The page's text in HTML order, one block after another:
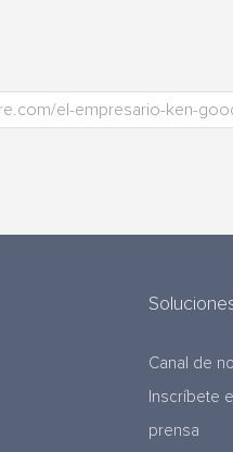
Canal de
Inscríbete
prensa